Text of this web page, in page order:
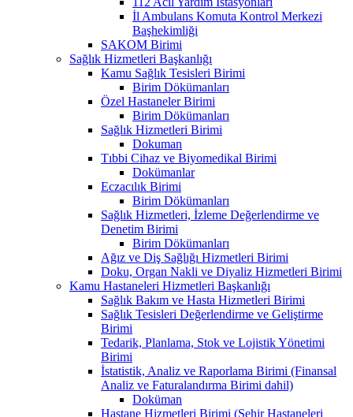
İl Ambulans Komuta Kontrol Merkezi
Başhekimliği
SAKOM Birimi
Sağlık Hizmetleri Başkanlığı
Kamu Sağlık Tesisleri Birimi
Birim Dökümanları
Özel Hastaneler Birimi
Birim Dökümanları
Sağlık Hizmetleri Birimi
Dokuman
Tıbbi Cihaz ve Biyomedikal Birimi
Dokümanlar
Eczacılık Birimi
Birim Dökümanları
Sağlık Hizmetleri, İzleme Değerlendirme ve
Denetim Birimi
Birim Dökümanları
Ağız ve Diş Sağlığı Hizmetleri Birimi
Doku, Organ Nakli ve Diyaliz Hizmetleri Birimi
Kamu Hastaneleri Hizmetleri Başkanlığı
Sağlık Bakım ve Hasta Hizmetleri Birimi
Sağlık Tesisleri Değerlendirme ve Geliştirme
Birimi
Tedarik, Planlama, Stok ve Lojistik Yönetimi
Birimi
İstatistik, Analiz ve Raporlama Birimi (Finansal
Analiz ve Faturalandırma Birimi dahil)
Doküman
Hastane Hizmetleri Birimi (Şehir Hastaneleri